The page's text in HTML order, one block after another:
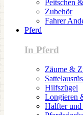
Peitschen
Zubehör
Fahrer
Pferd
In Pferd
Zäume &
Hilfszügel
Longieren
Halfter und